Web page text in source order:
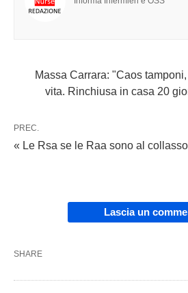
Massa Carrara: "Caos
vita. Rinchiusa in casa 20
PREC.
« Le Rsa se le Raa sono al collasso
Lascia un
SHARE